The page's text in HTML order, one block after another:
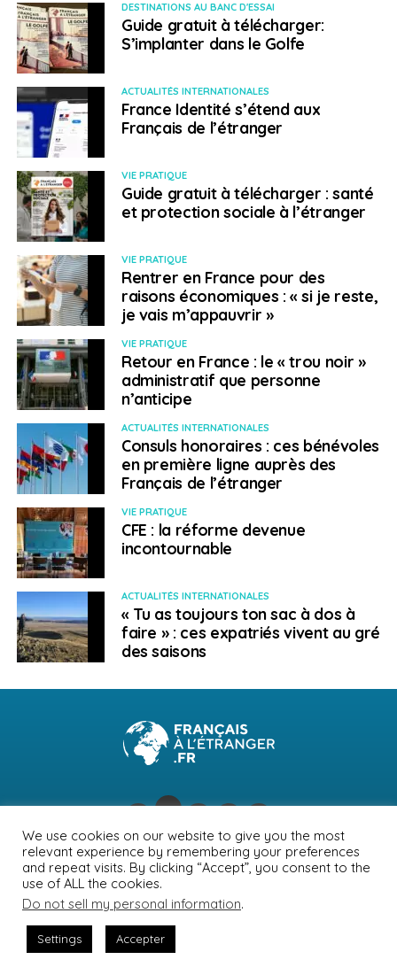
DESTINATIONS AU BANC D'ESSAI
Guide gratuit à télécharger:
S’implanter dans le Golfe
ACTUALITÉS INTERNATIONALES
France Identité s’étend aux
Français de l’étranger
VIE PRATIQUE
Guide gratuit à télécharger : santé
et protection sociale à l’étranger
VIE PRATIQUE
Rentrer en France pour des
raisons économiques : « si je reste,
je vais m’appauvrir »
VIE PRATIQUE
Retour en France : le « trou noir »
administratif que personne
n’anticipe
ACTUALITÉS INTERNATIONALES
Consuls honoraires : ces bénévoles
en première ligne auprès des
Français de l’étranger
VIE PRATIQUE
CFE : la réforme devenue
incontournable
ACTUALITÉS INTERNATIONALES
« Tu as toujours ton sac à dos à
faire » : ces expatriés vivent au gré
des saisons
NEWSLETTER PUBLICITÉ CONTACTS
MENTIONS LÉGALES
POLITIQUE DE CONFIDENTIALITÉ
© Journal des Français à l'étranger 2026
We use cookies on our website to give you the most
relevant experience by remembering your preferences
and repeat visits. By clicking “Accept”, you consent to the
use of ALL the cookies.
Do not sell my personal information.
Settings Accepter